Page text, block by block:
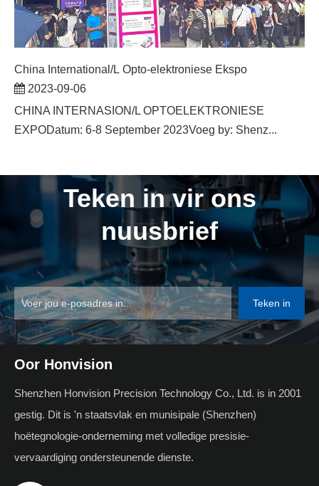
China International/L Opto-elektroniese Ekspo
2023-09-06
CHINA INTERNASION/L OPTOELEKTRONIESE
EXPODatum: 6-8 September 2023Voeg by: Shenz...
Teken in vir ons
nuusbrief
Teken in
Oor Honvision
Shenzhen Honvision Precision Technology Co., Ltd. is in 2001
gestig. Dit is 'n staatsvlak en munisipale (Shenzhen)
hoëtegnologie-onderneming met volledige presisie-
vervaardiging ondersteunende dienste.